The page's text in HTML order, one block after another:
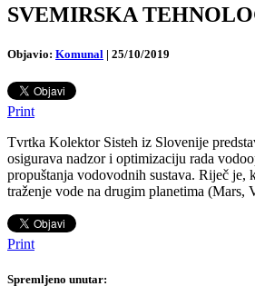
SVEMIRSKA
Objavio: Komunal | 25/10/2019
Print
Tvrtka Kolektor Sisteh iz Slovenije
osigurava nadzor i optimizaciju rada
propuštanja vodovodnih sustava. Riječ je,
traženje vode na drugim planetima (Mars,
Print
Spremljeno unutar: